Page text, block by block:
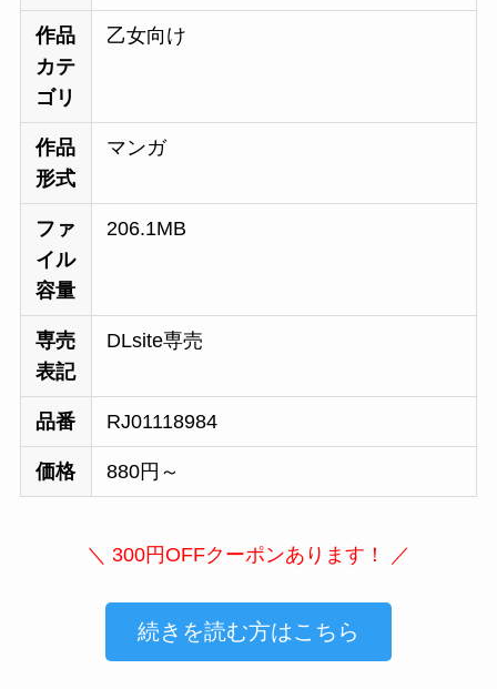
作品
カテ
ゴリ
乙女向け
作品
形式
マンガ
ファ
イル
容量
206.1MB
専売
表記
DLsite専売
品番 RJ01118984
価格 880円～
＼ 300円OFFクーポンあります！ ／
続きを読む方はこちら